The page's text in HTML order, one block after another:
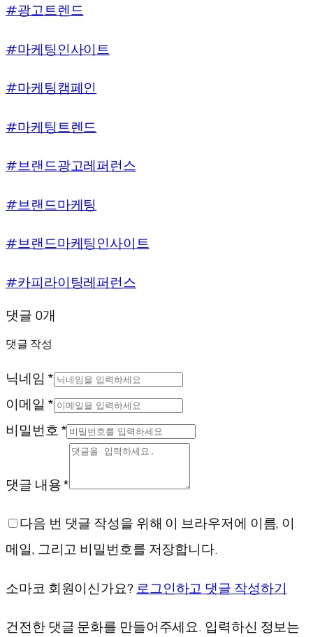
#광고트렌드
#마케팅인사이트
#마케팅캠페인
#마케팅트렌드
#브랜드광고레퍼런스
#브랜드마케팅
#브랜드마케팅인사이트
#카피라이팅레퍼런스
댓글 0개
댓글 작성
닉네임 *
이메일 *
비밀번호 *
댓글 내용 *
다음 번 댓글 작성을 위해 이 브라우저에 이름, 이
메일, 그리고 비밀번호를 저장합니다.
소마코 회원이신가요? 로그인하고 댓글 작성하기
건전한 댓글 문화를 만들어주세요. 입력하신 정보는